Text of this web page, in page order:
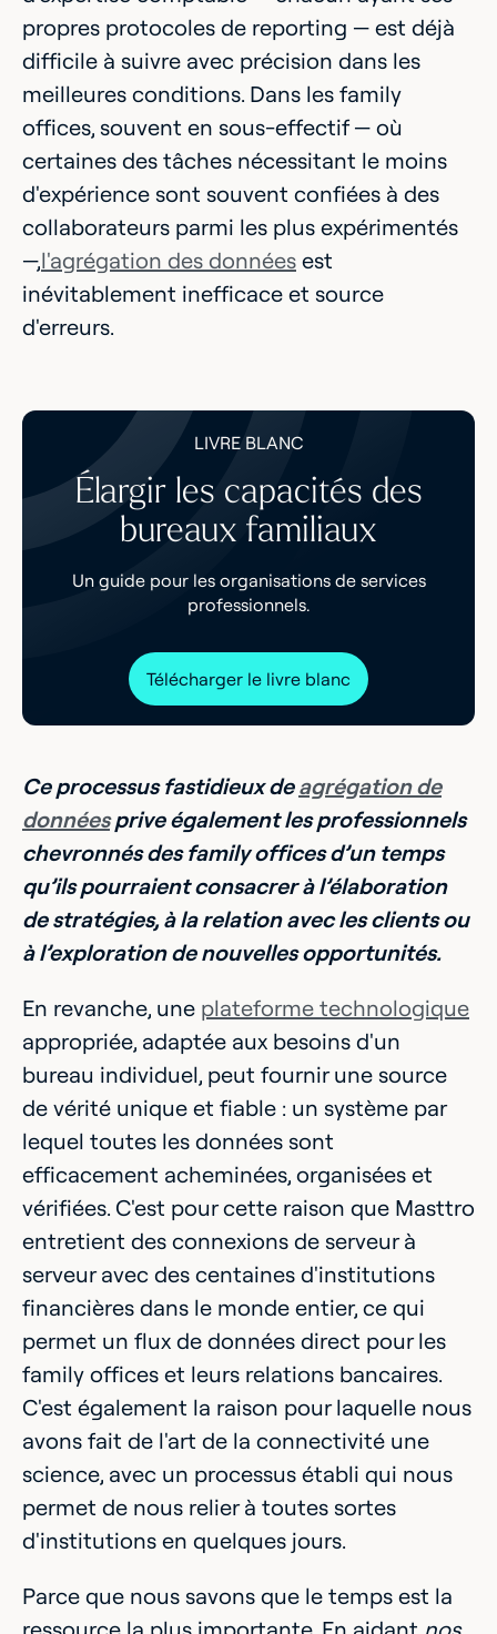
propres protocoles de reporting — est déjà
difficile à suivre avec précision dans les
meilleures conditions. Dans les family
offices, souvent en sous-effectif — où
certaines des tâches nécessitant le moins
d'expérience sont souvent confiées à des
collaborateurs parmi les plus expérimentés
—,l'agrégation des données est
inévitablement inefficace et source
d'erreurs.
LIVRE BLANC
Élargir les capacités des
bureaux familiaux
Un guide pour les organisations de services
professionnels.
Télécharger le livre blanc
Ce processus fastidieux deagrégation de
donnéesprive également les professionnels
chevronnés des family offices d’un temps
qu’ils pourraient consacrer à l’élaboration
de stratégies, à la relation avec les clients ou
à l’exploration de nouvelles opportunités.
En revanche, une plateforme technologique
appropriée, adaptée aux besoins d'un
bureau individuel, peut fournir une source
de vérité unique et fiable : un système par
lequel toutes les données sont
efficacement acheminées, organisées et
vérifiées. C'est pour cette raison que Masttro
entretient des connexions de serveur à
serveur avec des centaines d'institutions
financières dans le monde entier, ce qui
permet un flux de données direct pour les
family offices et leurs relations bancaires.
C'est également la raison pour laquelle nous
avons fait de l'art de la connectivité une
science, avec un processus établi qui nous
permet de nous relier à toutes sortes
d'institutions en quelques jours.
Parce que nous savons que le temps est la